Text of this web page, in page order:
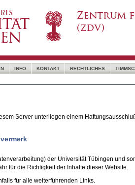
INFO KONTAKT RECHTLICHES
Server unterliegen einem
der Universität Tübingen und
für die Richtigkeit der Inhalte dieser Website.
für alle weiterführenden Links.